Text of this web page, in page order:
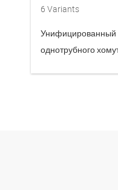
6 Variants
Унифицированный
однотрубного